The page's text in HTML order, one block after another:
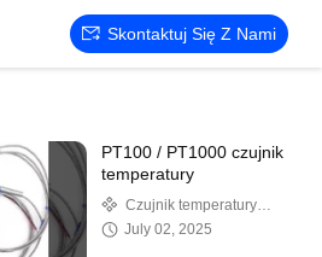
Skontaktuj Się Z Nami
PT100 / PT1000 czujnik
temperatury
Czujnik temperatury
NTCJuly 02, 2025